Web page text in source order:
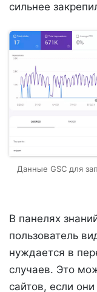
сильнее
Данные GSC для
В панелях
пользователь
нуждается в
случаев. Это
сайтов, если